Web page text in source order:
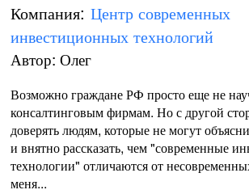
Компания: Центр современных
инвестиционных технологий
Автор: Олег
Возможно граждане РФ просто еще не
консалтинговым фирмам. Но с другой
доверять людям, которые не могут
и внятно рассказать, чем "современные
технологии" отличаются от
меня...